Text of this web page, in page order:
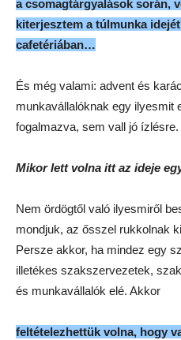
a csomagtárgyalások során,
kiterjesztem a túlmunka
cafetériában…
És még valami: advent és
munkavállalóknak egy ilyesmit
fogalmazva, sem vall jó ízlésre.
Mikor lett volna itt az ideje
Nem ördögtől való ilyesmiről
mondjuk, az ősszel rukkolnak
Persze akkor, ha mindez egy
illetékes szakszervezetek,
és munkavállalók elé. Akkor
feltételezhettük volna, hogy